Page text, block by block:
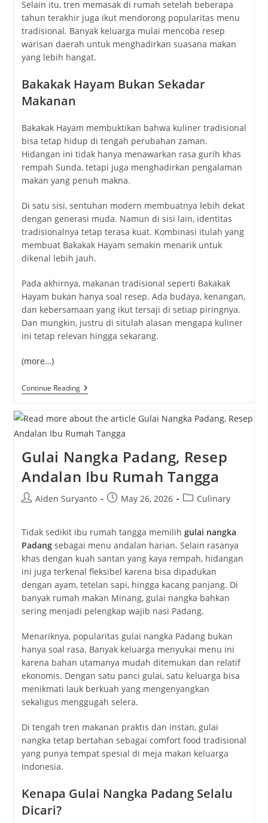
Selain itu, tren memasak di rumah setelah beberapa
tahun terakhir juga ikut mendorong popularitas menu
tradisional. Banyak keluarga mulai mencoba resep
warisan daerah untuk menghadirkan suasana makan
yang lebih hangat.
Bakakak Hayam Bukan Sekadar
Makanan
Bakakak Hayam membuktikan bahwa kuliner tradisional
bisa tetap hidup di tengah perubahan zaman.
Hidangan ini tidak hanya menawarkan rasa gurih khas
rempah Sunda, tetapi juga menghadirkan pengalaman
makan yang penuh makna.
Di satu sisi, sentuhan modern membuatnya lebih dekat
dengan generasi muda. Namun di sisi lain, identitas
tradisionalnya tetap terasa kuat. Kombinasi itulah yang
membuat Bakakak Hayam semakin menarik untuk
dikenal lebih jauh.
Pada akhirnya, makanan tradisional seperti Bakakak
Hayam bukan hanya soal resep. Ada budaya, kenangan,
dan kebersamaan yang ikut tersaji di setiap piringnya.
Dan mungkin, justru di situlah alasan mengapa kuliner
ini tetap relevan hingga sekarang.
(more…)
Continue ReadingBakakak
Hayam,
Tradisional
Sentuhan
Gulai Nangka Padang, Resep
Andalan Ibu Rumah Tangga
PostAiden Suryanto
PostMay 26, 2026
PostCulinary
Tidak sedikit ibu rumah tangga memilih gulai nangka
Padangsebagai menu andalan harian. Selain rasanya
khas dengan kuah santan yang kaya rempah, hidangan
ini juga terkenal fleksibel karena bisa dipadukan
dengan ayam, tetelan sapi, hingga kacang panjang. Di
banyak rumah makan Minang, gulai nangka bahkan
sering menjadi pelengkap wajib nasi Padang.
Menariknya, popularitas gulai nangka Padang bukan
hanya soal rasa. Banyak keluarga menyukai menu ini
karena bahan utamanya mudah ditemukan dan relatif
ekonomis. Dengan satu panci gulai, satu keluarga bisa
menikmati lauk berkuah yang mengenyangkan
sekaligus menggugah selera.
Di tengah tren makanan praktis dan instan, gulai
nangka tetap bertahan sebagai comfort food tradisional
yang punya tempat spesial di meja makan keluarga
Indonesia.
Kenapa Gulai Nangka Padang Selalu
Dicari?